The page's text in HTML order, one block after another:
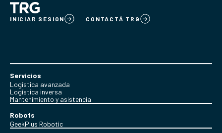
INICIAR SESION CONTACTÁ TRG
Servicios
Logística avanzada
Logística inversa
Mantenimiento y asistencia
Robots
GeekPlus Robotic